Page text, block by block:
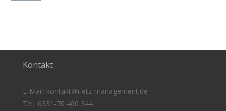
Kontakt
E-Mail: kontakt@rietz-management.de
Tel.: 0331-70 460 344